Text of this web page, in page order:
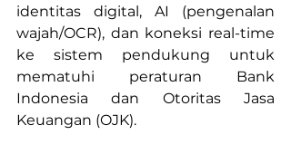
identitas digital, AI (pengenalan
wajah/OCR), dan koneksi real-time
ke sistem pendukung untuk
mematuhi peraturan Bank
Indonesia dan Otoritas Jasa
Keuangan (OJK).